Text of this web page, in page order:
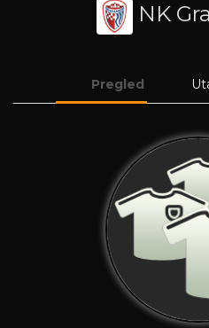
NK
Pregled